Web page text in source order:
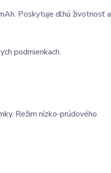
Poskytuje dlhú životnosť a
podmienkach.
Režim nízko-prúdového